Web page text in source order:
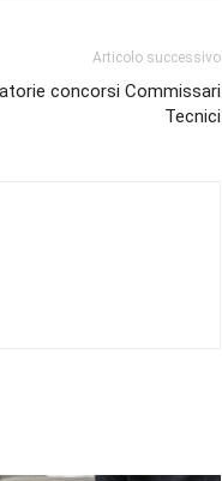
Articolo successivo
concorsi Commissari
Tecnici